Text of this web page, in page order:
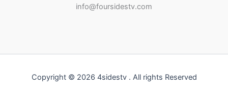
info@foursidestv.com
Copyright © 2026 4sidestv . All rights Reserved